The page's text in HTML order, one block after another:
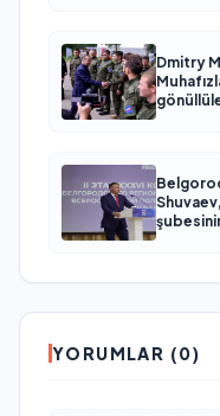
Dmitry
YORUMLAR (0)